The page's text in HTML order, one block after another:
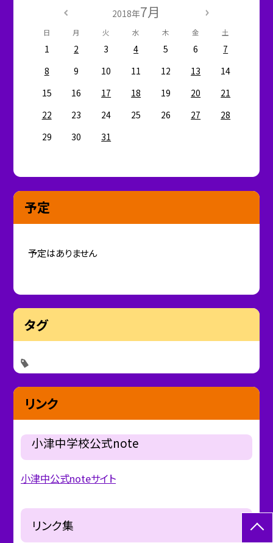
2018年7月
日 月 火 水 木 金 土
1 2 3 4 5 6
7
8
9 10 11 12 13
14
15
16 17 18 19 20
21
22
23 24 25 26 27
28
29
30 31
予定
予定はありません
タグ
リンク
小津中学校公式note
小津中公式noteサイト
リンク集